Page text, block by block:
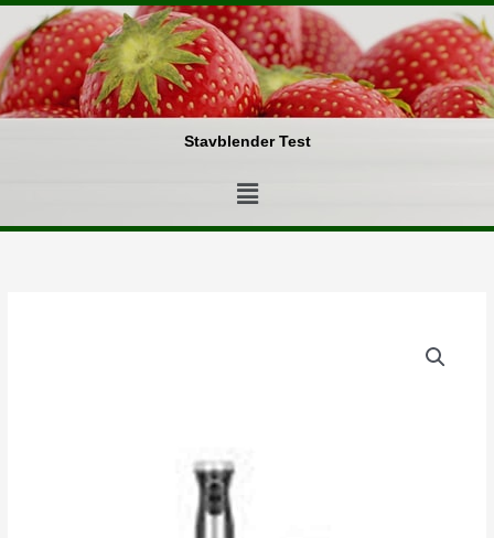
Gå
indholdet
Stavblender Test
Menu